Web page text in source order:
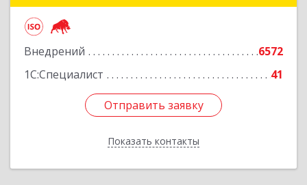
Внедрений
6572
1С:Специалист
41
Отправить заявку
Показать контакты
Отправить заявку
Назад